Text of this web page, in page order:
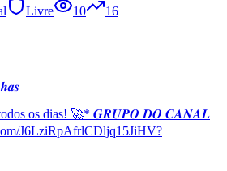
Livre 10 16
todos os dias! 🚀* 𝑮𝑹𝑼𝑷𝑶 𝑫𝑶 𝑪𝑨𝑵𝑨𝑳
J6LziRpAfrlCDljq15JiHV?